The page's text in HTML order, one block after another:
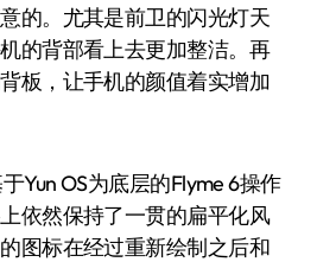
的。尤其是前卫的闪光灯天
的背部看上去更加整洁。再
板，让手机的颜值着实增加
OS为底层的Flyme 6操作
依然保持了一贯的扁平化风
图标在经过重新绘制之后和